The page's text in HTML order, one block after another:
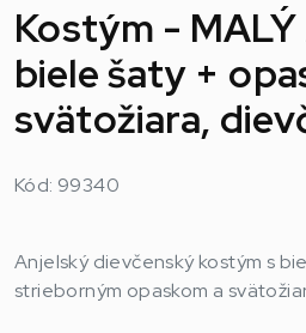
Kostým -
biele šaty +
svätožiara,
Kód: 99340
Anjelský dievčenský kostým s
strieborným opaskom a